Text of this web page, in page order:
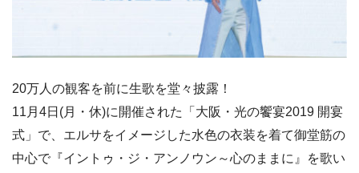
20万人の観客を前に生歌を堂々披露！
11月4日(月・休)に開催された「大阪・光の饗宴2019 開宴
式」で、エルサをイメージした水色の衣装を着て御堂筋の
中心で『イントゥ・ジ・アンノウン～心のままに』を歌い